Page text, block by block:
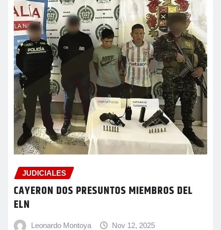
JUDICIALES
CAYERON DOS PRESUNTOS MIEMBROS DEL
ELN
Leonardo Montoya Nov 12, 2025